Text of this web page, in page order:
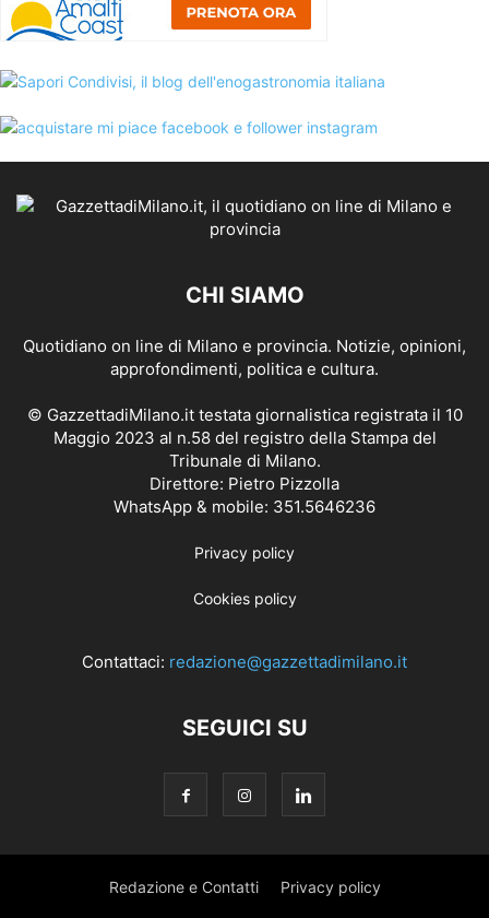
CHI SIAMO
Quotidiano on line di Milano e provincia. Notizie, opinioni,
approfondimenti, politica e cultura.
© GazzettadiMilano.it testata giornalistica registrata il 10
Maggio 2023 al n.58 del registro della Stampa del
Tribunale di Milano.
Direttore: Pietro Pizzolla
WhatsApp & mobile: 351.5646236
Privacy policy
Cookies policy
Contattaci: redazione@gazzettadimilano.it
SEGUICI SU
Redazione e Contatti Privacy policy